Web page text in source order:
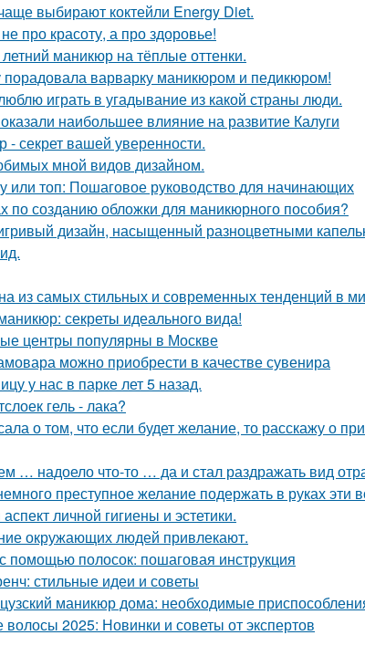
выбирают коктейли Energy Diet.
про красоту, а про здоровье!
маникюр на тёплые оттенки.
порадовала варварку маникюром и педикюром!
играть в угадывание из какой страны люди.
наибольшее влияние на развитие Калуги
секрет вашей уверенности.
мной видов дизайном.
или топ: Пошаговое руководство для начинающих
по созданию обложки для маникюрного пособия?
дизайн, насыщенный разноцветными
из самых стильных и современных тенденций в
секреты идеального вида!
центры популярны в Москве
можно приобрести в качестве сувенира
у нас в парке лет 5 назад.
гель - лака?
о том, что если будет желание, то расскажу о
… надоело что-то … да и стал раздражать вид
преступное желание подержать в руках
личной гигиены и эстетики.
окружающих людей привлекают.
помощью полосок: пошаговая инструкция
стильные идеи и советы
маникюр дома: необходимые
2025: Новинки и советы от экспертов